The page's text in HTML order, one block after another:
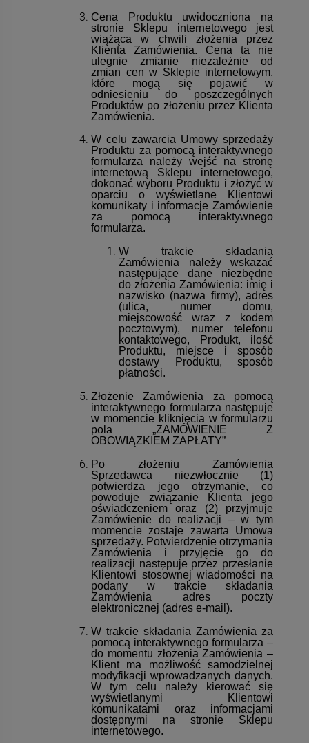
Cena Produktu uwidoczniona na
stronie Sklepu internetowego jest
wiążąca w chwili złożenia przez
Klienta Zamówienia. Cena ta nie
ulegnie zmianie niezależnie od
zmian cen w Sklepie internetowym,
które mogą się pojawić w
odniesieniu do poszczególnych
Produktów po złożeniu przez Klienta
Zamówienia.
W celu zawarcia Umowy sprzedaży
Produktu za pomocą interaktywnego
formularza należy wejść na stronę
internetową Sklepu internetowego,
dokonać wyboru Produktu i złożyć w
oparciu o wyświetlane Klientowi
komunikaty i informacje Zamówienie
za pomocą interaktywnego
formularza.
W trakcie składania
Zamówienia należy wskazać
następujące dane niezbędne
do złożenia Zamówienia: imię i
nazwisko (nazwa firmy), adres
(ulica, numer domu,
miejscowość wraz z kodem
pocztowym), numer telefonu
kontaktowego, Produkt, ilość
Produktu, miejsce i sposób
dostawy Produktu, sposób
płatności.
Złożenie Zamówienia za pomocą
interaktywnego formularza następuje
w momencie kliknięcia w formularzu
pola „ZAMÓWIENIE Z
OBOWIĄZKIEM ZAPŁATY”
Po złożeniu Zamówienia
Sprzedawca niezwłocznie (1)
potwierdza jego otrzymanie, co
powoduje związanie Klienta jego
oświadczeniem oraz (2) przyjmuje
Zamówienie do realizacji – w tym
momencie zostaje zawarta Umowa
sprzedaży. Potwierdzenie otrzymania
Zamówienia i przyjęcie go do
realizacji następuje przez przesłanie
Klientowi stosownej wiadomości na
podany w trakcie składania
Zamówienia adres poczty
elektronicznej (adres e-mail).
W trakcie składania Zamówienia za
pomocą interaktywnego formularza –
do momentu złożenia Zamówienia –
Klient ma możliwość samodzielnej
modyfikacji wprowadzanych danych.
W tym celu należy kierować się
wyświetlanymi Klientowi
komunikatami oraz informacjami
dostępnymi na stronie Sklepu
internetowego.